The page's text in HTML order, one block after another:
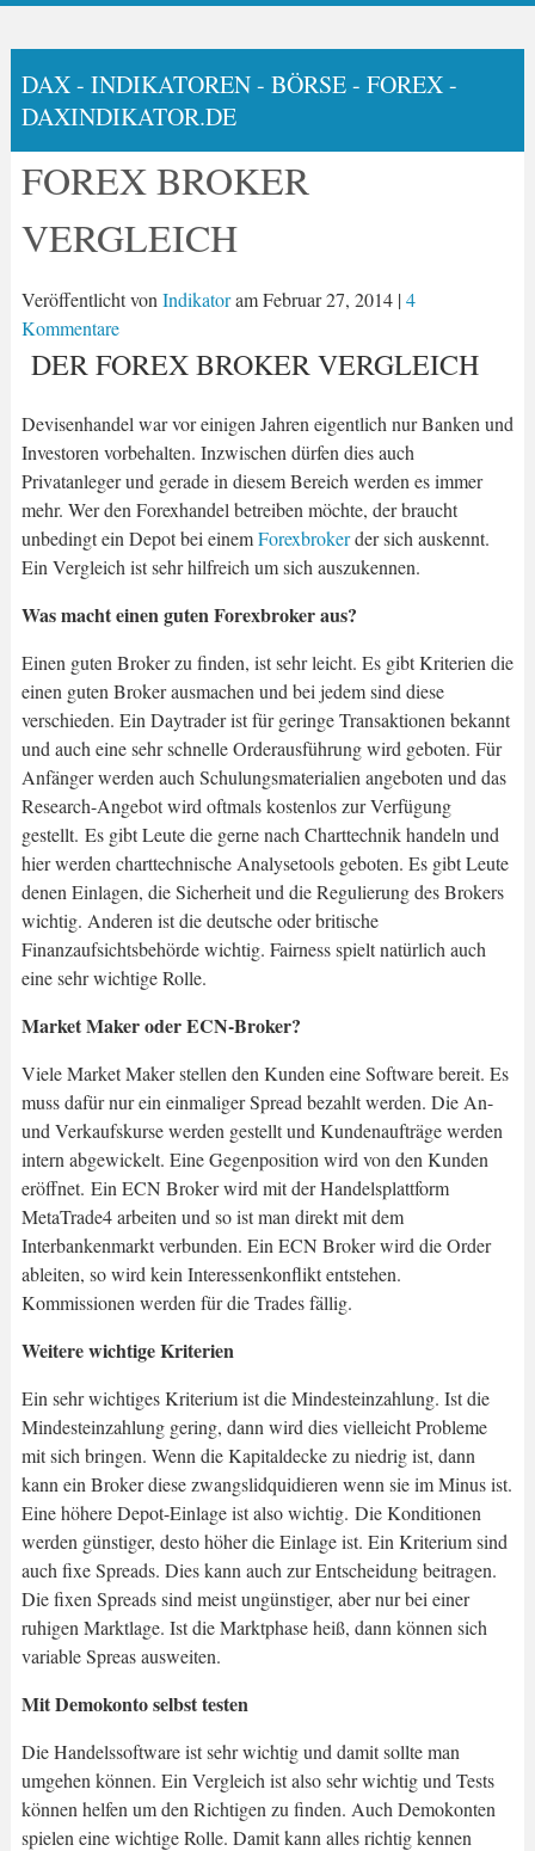
DAX - INDIKATOREN - BÖRSE - FOREX -
DAXINDIKATOR.DE
FOREX BROKER
VERGLEICH
Veröffentlicht von IndikatoramFebruar 27, 2014|4
Kommentare
DER FOREX BROKER VERGLEICH
Devisenhandel war vor einigen Jahren eigentlich nur Banken und
Investoren vorbehalten. Inzwischen dürfen dies auch
Privatanleger und gerade in diesem Bereich werden es immer
mehr. Wer den Forexhandel betreiben möchte, der braucht
unbedingt ein Depot bei einemForexbrokerder sich auskennt.
Ein Vergleich ist sehr hilfreich um sich auszukennen.
Was macht einen guten Forexbroker aus?
Einen guten Broker zu finden, ist sehr leicht. Es gibt Kriterien die
einen guten Broker ausmachen und bei jedem sind diese
verschieden. Ein Daytrader ist für geringe Transaktionen bekannt
und auch eine sehr schnelle Orderausführung wird geboten. Für
Anfänger werden auch Schulungsmaterialien angeboten und das
Research-Angebot wird oftmals kostenlos zur Verfügung
gestellt. Es gibt Leute die gerne nach Charttechnik handeln und
hier werden charttechnische Analysetools geboten. Es gibt Leute
denen Einlagen, die Sicherheit und die Regulierung des Brokers
wichtig. Anderen ist die deutsche oder britische
Finanzaufsichtsbehörde wichtig. Fairness spielt natürlich auch
eine sehr wichtige Rolle.
Market Maker oder ECN-Broker?
Viele Market Maker stellen den Kunden eine Software bereit. Es
muss dafür nur ein einmaliger Spread bezahlt werden. Die An-
und Verkaufskurse werden gestellt und Kundenaufträge werden
intern abgewickelt. Eine Gegenposition wird von den Kunden
eröffnet. Ein ECN Broker wird mit der Handelsplattform
MetaTrade4 arbeiten und so ist man direkt mit dem
Interbankenmarkt verbunden. Ein ECN Broker wird die Order
ableiten, so wird kein Interessenkonflikt entstehen.
Kommissionen werden für die Trades fällig.
Weitere wichtige Kriterien
Ein sehr wichtiges Kriterium ist die Mindesteinzahlung. Ist die
Mindesteinzahlung gering, dann wird dies vielleicht Probleme
mit sich bringen. Wenn die Kapitaldecke zu niedrig ist, dann
kann ein Broker diese zwangslidquidieren wenn sie im Minus ist.
Eine höhere Depot-Einlage ist also wichtig. Die Konditionen
werden günstiger, desto höher die Einlage ist. Ein Kriterium sind
auch fixe Spreads. Dies kann auch zur Entscheidung beitragen.
Die fixen Spreads sind meist ungünstiger, aber nur bei einer
ruhigen Marktlage. Ist die Marktphase heiß, dann können sich
variable Spreas ausweiten.
Mit Demokonto selbst testen
Die Handelssoftware ist sehr wichtig und damit sollte man
umgehen können. Ein Vergleich ist also sehr wichtig und Tests
können helfen um den Richtigen zu finden. Auch Demokonten
spielen eine wichtige Rolle. Damit kann alles richtig kennen